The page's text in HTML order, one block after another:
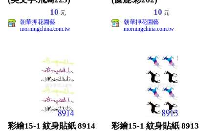
10 元
朝華押花園藝
morningchina.com.tw
10 元
朝華押花園藝
morningchina.com.tw
彩繪15-1 紋身貼紙 8914
彩繪15-1 紋身貼紙 8913